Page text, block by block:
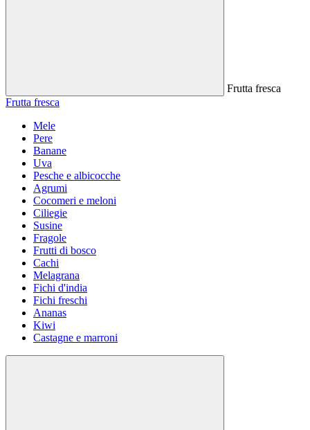
Frutta fresca
Frutta fresca
Mele
Pere
Banane
Uva
Pesche e albicocche
Agrumi
Cocomeri e meloni
Ciliegie
Susine
Fragole
Frutti di bosco
Cachi
Melagrana
Fichi d'india
Fichi freschi
Ananas
Kiwi
Castagne e marroni